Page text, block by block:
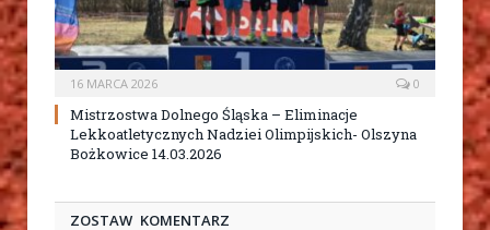
16 MARCA 2026 0
Mistrzostwa Dolnego Śląska – Eliminacje
Lekkoatletycznych Nadziei Olimpijskich- Olszyna
Bożkowice 14.03.2026
ZOSTAW KOMENTARZ